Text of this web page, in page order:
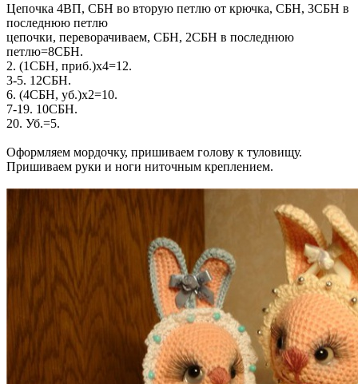
Цепочка 4ВП, СБН во вторую петлю от крючка, СБН, 3СБН в
последнюю петлю
цепочки, переворачиваем, СБН, 2СБН в последнюю
петлю=8СБН.
2. (1СБН, приб.)х4=12.
3-5. 12СБН.
6. (4СБН, уб.)х2=10.
7-19. 10СБН.
20. Уб.=5.
Оформляем мордочку, пришиваем голову к туловищу.
Пришиваем руки и ноги ниточным креплением.